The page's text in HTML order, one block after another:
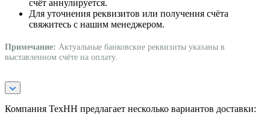
счёт аннулируется.
Для уточнения реквизитов или получения счёта
свяжитесь с нашим менеджером.
Примечание: Актуальные банковские реквизиты указаны в
выставленном счёте на оплату.
Компания ТехНН предлагает несколько вариантов доставки: